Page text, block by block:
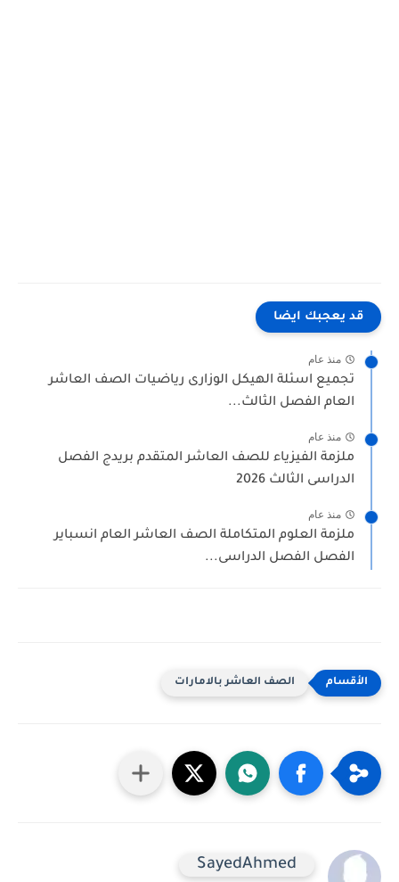
يعجبك ايضا
منذ عام
اسئلة الهيكل الوزارى رياضيات الصف العاشر
الفصل الثالث...
منذ عام
الفيزياء للصف العاشر المتقدم بريدج الفصل
الثالث 2026
منذ عام
العلوم المتكاملة الصف العاشر العام انسباير
الفصل الدراسى...
الصف العاشر بالامارات
SayedAhmed